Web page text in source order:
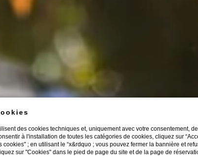
des cookies techniques et, uniquement avec votre consentement,
à l'installation de toutes les catégories de cookies, cliquez sur
; en utilisant le “x&rdquo ; vous pouvez fermer la bannière et
sur "Cookies" dans le pied de page du site et de la page de